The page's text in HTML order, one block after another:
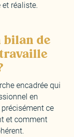
et réaliste.
de
encadrée qui
en
précisément ce
et comment